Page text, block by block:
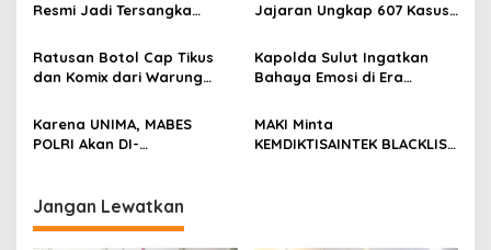
Resmi Jadi Tersangka
Belum Ditahan karena Sakit
Jajaran Ungkap 607 Kasus
Tegaskan Semester II Harus
Lebih Garang
Ratusan Botol Cap Tikus
dan Komix dari Warung
Polisi, Diduga Dibackup
Tiga Perwira
Kapolda Sulut Ingatkan
Bahaya Emosi di Era
Jaga Kondusivitas Daerah
Karena UNIMA, MABES
POLRI Akan DI-
MAKI Minta
KEMDIKTISAINTEK BLACKLIST
Jangan Lewatkan